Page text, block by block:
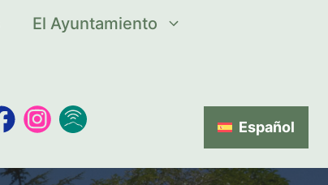
El Ayuntamiento
Español